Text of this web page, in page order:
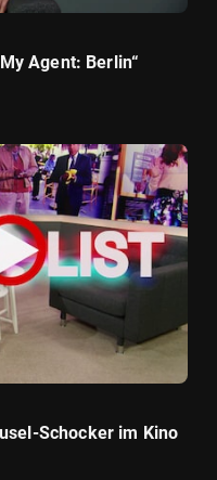
Agent: Berlin“
Schocker im Kino